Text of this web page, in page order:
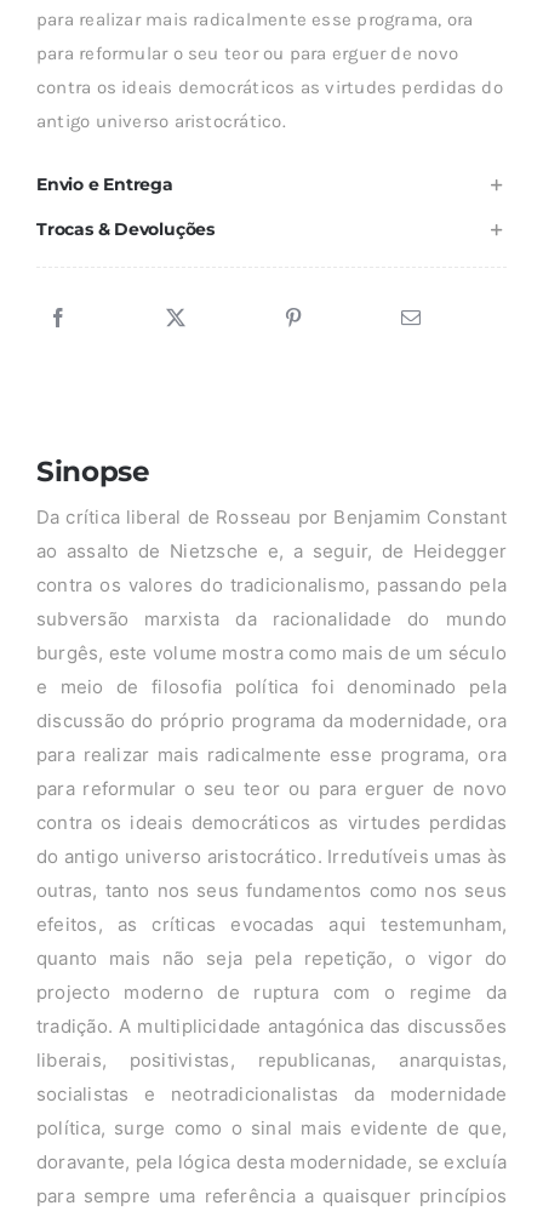
para realizar mais radicalmente esse programa, ora
para reformular o seu teor ou para erguer de novo
contra os ideais democráticos as virtudes perdidas do
antigo universo aristocrático.
Envio e Entrega
Trocas & Devoluções
Sinopse
Da crítica liberal de Rosseau por Benjamim Constant
ao assalto de Nietzsche e, a seguir, de Heidegger
contra os valores do tradicionalismo, passando pela
subversão marxista da racionalidade do mundo
burgês, este volume mostra como mais de um século
e meio de filosofia política foi denominado pela
discussão do próprio programa da modernidade, ora
para realizar mais radicalmente esse programa, ora
para reformular o seu teor ou para erguer de novo
contra os ideais democráticos as virtudes perdidas
do antigo universo aristocrático. Irredutíveis umas às
outras, tanto nos seus fundamentos como nos seus
efeitos, as críticas evocadas aqui testemunham,
quanto mais não seja pela repetição, o vigor do
projecto moderno de ruptura com o regime da
tradição. A multiplicidade antagónica das discussões
liberais, positivistas, republicanas, anarquistas,
socialistas e neotradicionalistas da modernidade
política, surge como o sinal mais evidente de que,
doravante, pela lógica desta modernidade, se excluía
para sempre uma referência a quaisquer princípios